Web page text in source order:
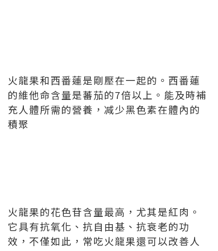
火龍果和西番蓮是剛壓在一起的。西番蓮
的維他命含量是蕃茄的7倍以上。能及時補
充人體所需的營養，减少黑色素在體內的
積聚
火龍果的花色苷含量最高，尤其是紅肉。
它具有抗氧化、抗自由基、抗衰老的功
效，不僅如此，常吃火龍果還可以改善人